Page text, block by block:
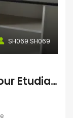
SH069 SH069
Belles chambres à louer pour Etudiantes